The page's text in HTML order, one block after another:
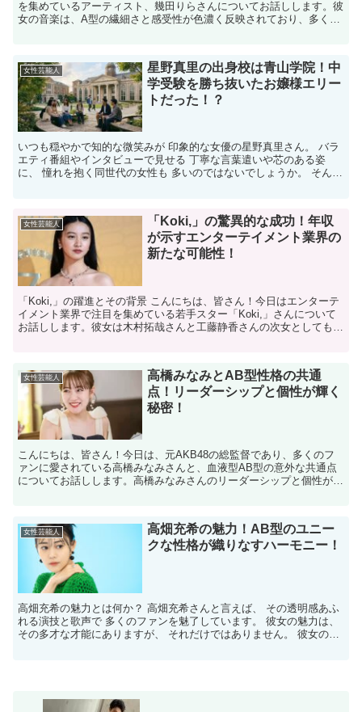
を集めているアーティスト、幾田りらさんについてお話しします。彼
女の音楽は、A型の繊細さと感受性が色濃く反映されており、多くの
女性芸能人
星野真里の出身校は青山学院！中
学受験を勝ち抜いたお嬢様エリー
トだった！？
いつも穏やかで知的な微笑みが 印象的な女優の星野真里さん。 バラ
エティ番組やインタビューで見せる 丁寧な言葉遣いや芯のある姿
に、 憧れを抱く同世代の女性も 多いのではないでしょうか。 そんな
女性芸能人
「Koki,」の驚異的な成功！年収
が示すエンターテイメント業界の
新たな可能性！
「Koki,」の躍進とその背景 こんにちは、皆さん！今日はエンターテ
イメント業界で注目を集めている若手スター「Koki,」さんについて
お話しします。彼女は木村拓哉さんと工藤静香さんの次女としても知
女性芸能人
高橋みなみとAB型性格の共通
点！リーダーシップと個性が輝く
秘密！
こんにちは、皆さん！今日は、元AKB48の総監督であり、多くのフ
ァンに愛されている高橋みなみさんと、血液型AB型の意外な共通点
についてお話しします。高橋みなみさんのリーダーシップと個性がど
女性芸能人
高畑充希の魅力！AB型のユニー
クな性格が織りなすハーモニー！
高畑充希の魅力とは何か？ 高畑充希さんと言えば、 その透明感あふ
れる演技と歌声で 多くのファンを魅了しています。 彼女の魅力は、
その多才な才能にありますが、 それだけではありません。 彼女の人